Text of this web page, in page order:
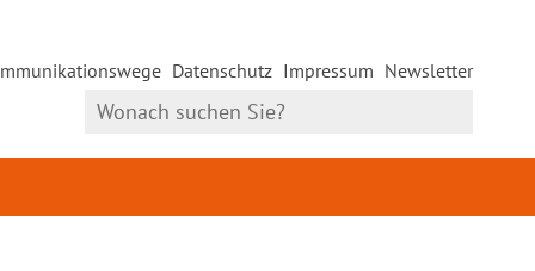
Datenschutz Impressum Newsletter